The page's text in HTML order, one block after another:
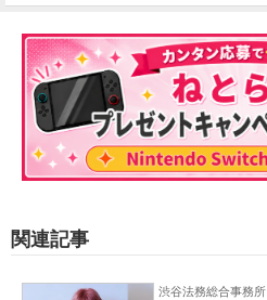
関連記事
渋谷法務総合事務所